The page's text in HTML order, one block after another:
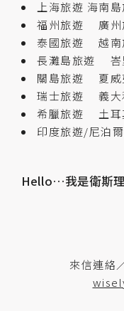
上海旅遊 海南
福州旅遊
廣
泰國旅遊
越
長灘島旅遊
關島旅遊
夏
瑞士旅遊
義
希臘旅遊
土
印度旅遊/尼泊
Hello…我是衛斯理
來信連絡